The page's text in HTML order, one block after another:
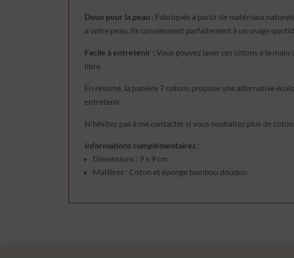
Doux pour la peau : Fabriqués à partir de matériaux
à votre peau. Ils conviennent parfaitement à un usage
Facile à entretenir : Vous pouvez laver ces cotons à la
libre.
En résumé, la panière 7 cotons propose une alternative
entretenir.
N'hésitez pas à me contacter si vous souhaitez plus de
Informations complémentaires :
Dimensions : 9 x 9 cm
Matières : Coton et éponge bambou doudou